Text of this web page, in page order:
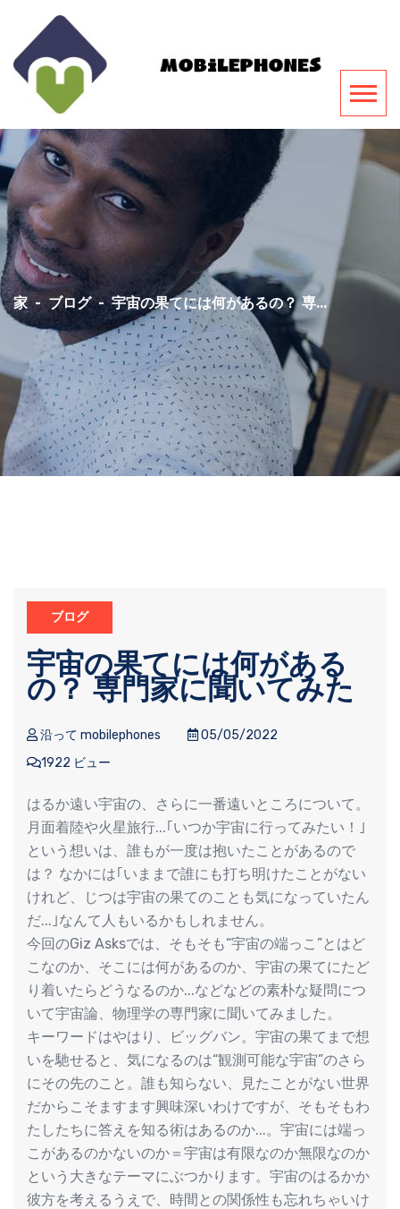
家 - ブログ - 宇宙の果てには何があるの？ 専...
ブログ
宇宙の果てには何がある
の？ 専門家に聞いてみた
沿って mobilephones
05/05/2022
1922 ビュー
はるか遠い宇宙の、さらに一番遠いところについて。
月面着陸や火星旅行...｢いつか宇宙に行ってみたい！｣
という想いは、誰もが一度は抱いたことがあるので
は？ なかには｢いままで誰にも打ち明けたことがない
けれど、じつは宇宙の果てのことも気になっていたん
だ...｣なんて人もいるかもしれません。
今回のGiz Asksでは、そもそも“宇宙の端っこ”とはど
こなのか、そこには何があるのか、宇宙の果てにたど
り着いたらどうなるのか...などなどの素朴な疑問につ
いて宇宙論、物理学の専門家に聞いてみました。
キーワードはやはり、ビッグバン。宇宙の果てまで想
いを馳せると、気になるのは“観測可能な宇宙”のさら
にその先のこと。誰も知らない、見たことがない世界
だからこそますます興味深いわけですが、そもそもわ
たしたちに答えを知る術はあるのか...。宇宙には端っ
こがあるのかないのか＝宇宙は有限なのか無限なのか
という大きなテーマにぶつかります。宇宙のはるかか
彼方を考えるうえで、時間との関係性も忘れちゃいけ